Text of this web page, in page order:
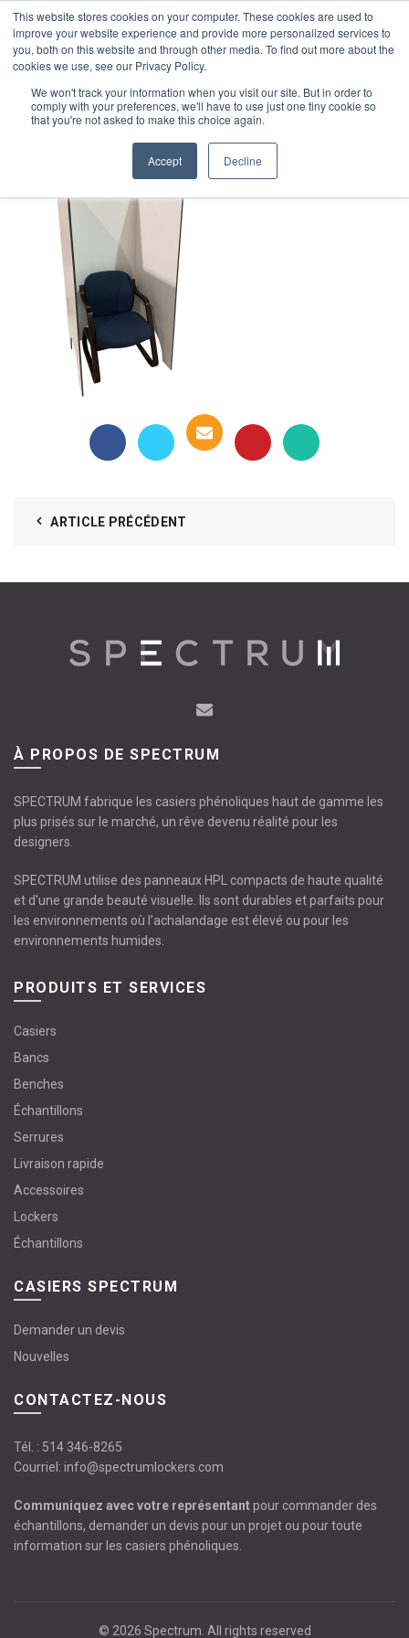
This website stores cookies on your computer. These cookies are used to
improve your website experience and provide more personalized services to
you, both on this website and through other media. To find out more about the
cookies we use, see our Privacy Policy.
We won't track your information when you visit our site. But in order to
comply with your preferences, we'll have to use just one tiny cookie so
that you're not asked to make this choice again.
Accept Decline
1-855-444-0588
2020-04-06_Safe Screen_with
chair – Edited
ARTICLE PRÉCÉDENT
À PROPOS DE SPECTRUM
SPECTRUM fabrique les casiers phénoliques haut de gamme les
plus prisés sur le marché, un rêve devenu réalité pour les
designers.
SPECTRUM utilise des panneaux HPL compacts de haute qualité
et d'une grande beauté visuelle. Ils sont durables et parfaits pour
les environnements où l’achalandage est élevé ou pour les
environnements humides.
PRODUITS ET SERVICES
Casiers
Bancs
Benches
Échantillons
Serrures
Livraison rapide
Accessoires
Lockers
Échantillons
CASIERS SPECTRUM
Demander un devis
Nouvelles
CONTACTEZ-NOUS
Tél. : 514 346-8265
Courriel: info@spectrumlockers.com
Communiquez avec votre représentantpour commander des
échantillons, demander un devis pour un projet ou pour toute
information sur les casiers phénoliques.
© 2026 Spectrum . All rights reserved